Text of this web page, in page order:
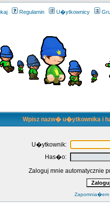
Regulamin U�ytkownicy
Wpisz nazw� u�ytkownika i
U�ytkownik:
Has�o:
Zaloguj mnie automatycznie